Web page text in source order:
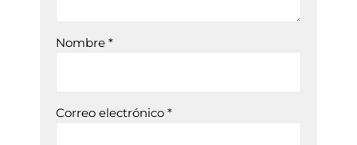
Nombre *
Correo electrónico *